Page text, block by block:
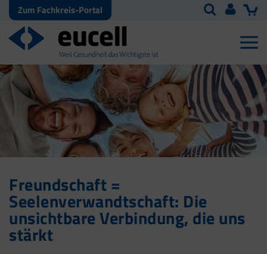
Zum Fachkreis-Portal
Freundschaft =
Seelenverwandtschaft: Die
unsichtbare Verbindung, die uns
stärkt